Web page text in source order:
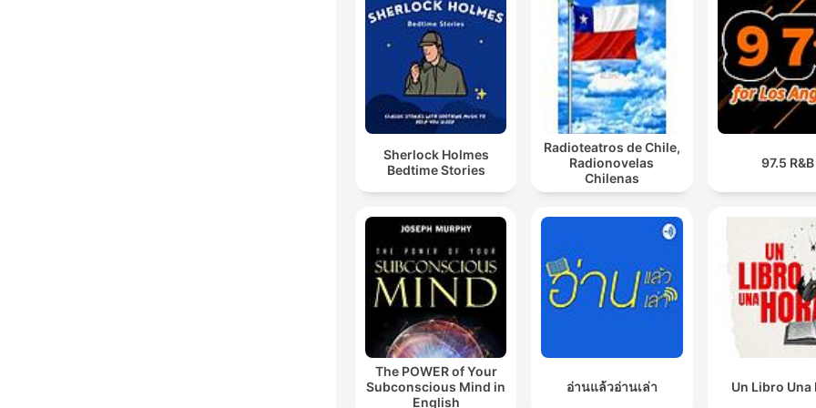
Sherlock Holmes
Bedtime Stories
Radioteatros de Chile,
Radionovelas
Chilenas
97.5 R&B
The POWER of Your
Subconscious Mind in
English
อ่านแล้วอ่านเล่า Un Libro Una